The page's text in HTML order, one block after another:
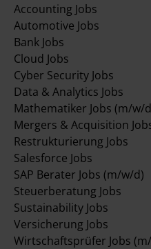
Accounting Jobs
Automotive Jobs
Bank Jobs
Cloud Jobs
Cyber Security Jobs
Data & Analytics Jobs
Mathematiker Jobs (m/w/
Mergers & Acquisition
Restrukturierung Jobs
Salesforce Jobs
SAP Berater Jobs (m/w/d)
Steuerberatung Jobs
Sustainability Jobs
Versicherung Jobs
Wirtschaftsprüfer Jobs